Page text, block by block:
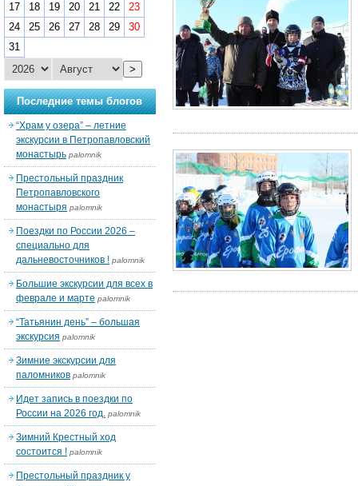
17
18 19 20 21 22
23
24
25 26 27 28 29
30
31
>
Последние темы блогов
“Храм у озера” – летние
экскурсии в Петропавловский
монастырь palomnik
Престольный праздник
Петропавловского
монастыря palomnik
Поездки по России 2026 –
специально для
дальневосточников ! palomnik
Большие экскурсии для всех в
феврале и марте palomnik
“Татьянин день” – большая
экскурсия palomnik
Зимние экскурсии для
паломников palomnik
Идет запись в поездки по
России на 2026 год. palomnik
Зимний Крестный ход
состоится ! palomnik
Престольный праздник у